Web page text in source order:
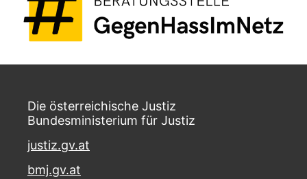
Die österreichische Justiz
Bundesministerium für Justiz
justiz.gv.at
bmj.gv.at